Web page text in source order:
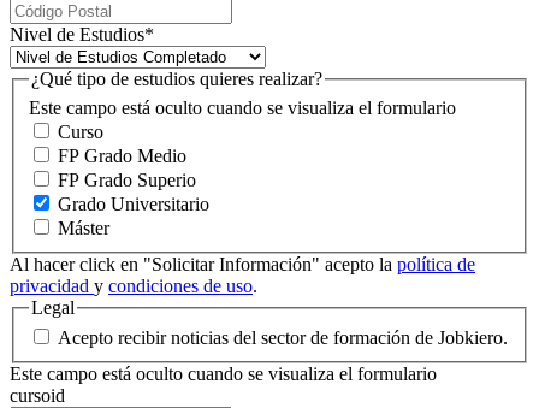
Nivel de Estudios*
Este campo está oculto cuando se visualiza el formulario
¿Qué tipo de estudios quieres realizar?
Curso
FP Grado Medio
FP Grado Superio
Grado Universitario
Máster
Al hacer click en "Solicitar Información" acepto la política de
privacidad y condiciones de uso.
Legal
Acepto recibir noticias del sector de formación de Jobkiero.
Este campo está oculto cuando se visualiza el formulario
cursoid